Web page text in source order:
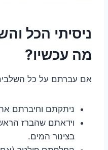
ניסיתי הכל
מה עכשיו?
אם עברתם על כל
ניתקתם וחיברתם
וידאתם שהברז
בצינור המים.